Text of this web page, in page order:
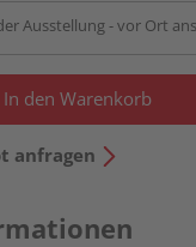
Ausstellung - vor Ort
In den Warenkorb
anfragen